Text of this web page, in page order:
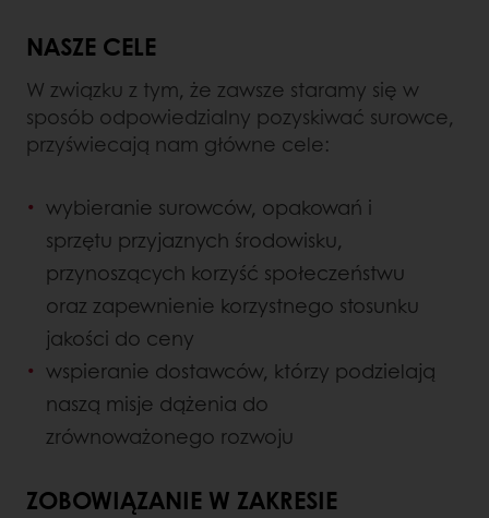
NASZE CELE
W związku z tym, że zawsze staramy się w
sposób odpowiedzialny pozyskiwać surowce,
przyświecają nam główne cele:
wybieranie surowców, opakowań i
sprzętu przyjaznych środowisku,
przynoszących korzyść społeczeństwu
oraz zapewnienie korzystnego stosunku
jakości do ceny
wspieranie dostawców, którzy podzielają
naszą misje dążenia do
zrównoważonego rozwoju
ZOBOWIĄZANIE W ZAKRESIE